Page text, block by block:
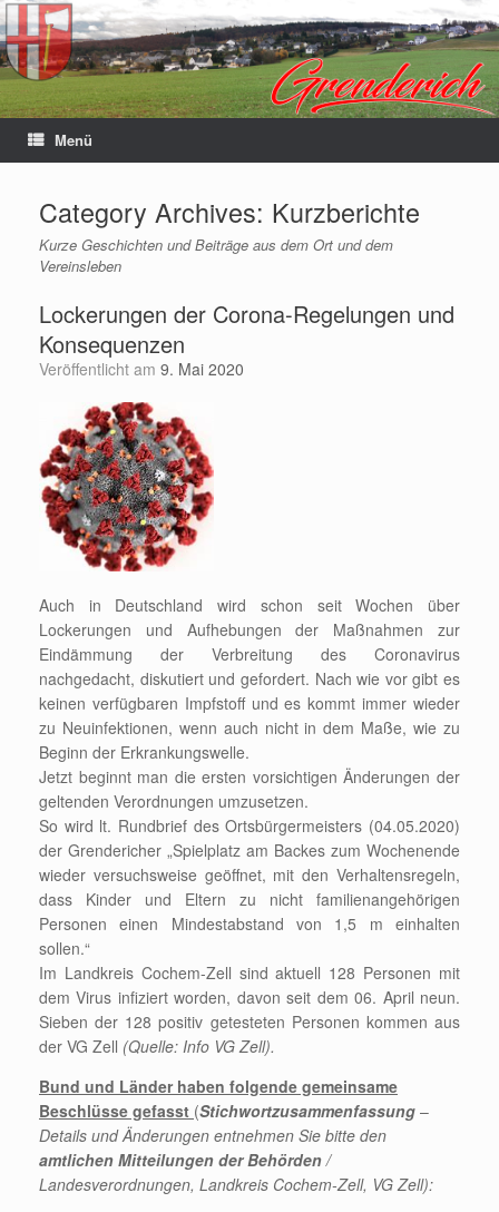
Menü
Category Archives: Kurzberichte
Kurze Geschichten und Beiträge aus dem Ort und dem
Vereinsleben
Lockerungen der Corona-Regelungen und
Konsequenzen
Veröffentlicht am 9. Mai 2020
Auch in Deutschland wird schon seit Wochen über
Lockerungen und Aufhebungen der Maßnahmen zur
Eindämmung der Verbreitung des Coronavirus
nachgedacht, diskutiert und gefordert. Nach wie vor gibt es
keinen verfügbaren Impfstoff und es kommt immer wieder
zu Neuinfektionen, wenn auch nicht in dem Maße, wie zu
Beginn der Erkrankungswelle.
Jetzt beginnt man die ersten vorsichtigen Änderungen der
geltenden Verordnungen umzusetzen.
So wird lt. Rundbrief des Ortsbürgermeisters (04.05.2020)
der Grendericher „Spielplatz am Backes zum Wochenende
wieder versuchsweise geöffnet, mit den Verhaltensregeln,
dass Kinder und Eltern zu nicht familienangehörigen
Personen einen Mindestabstand von 1,5 m einhalten
sollen.“
Im Landkreis Cochem-Zell sind aktuell 128 Personen mit
dem Virus infiziert worden, davon seit dem 06. April neun.
Sieben der 128 positiv getesteten Personen kommen aus
der VG Zell (Quelle: Info VG Zell).
Bund und Länder haben folgende gemeinsame
Beschlüsse gefasst (Stichwortzusammenfassung –
Details und Änderungen entnehmen Sie bitte den
amtlichen Mitteilungen der Behörden/
Landesverordnungen, Landkreis Cochem-Zell, VG Zell):